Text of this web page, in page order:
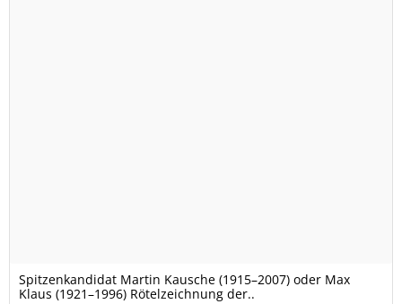
Spitzenkandidat Martin Kausche (1915–2007) oder Max
Klaus (1921–1996) Rötelzeichnung der..